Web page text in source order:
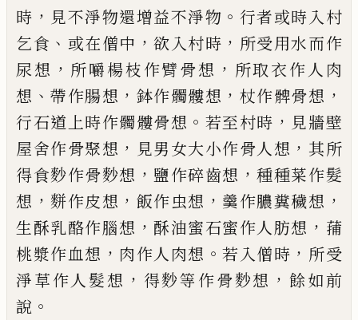
時 ， 見不淨物還增益不淨物 。 行者或時入村
乞食 、 或在僧中 ，欲入村時 ， 所受用水而作
尿想 ， 所嚼楊枝作臂骨想 ， 所取衣作人 肉
想 、帶作腸想 ， 鉢作髑髏想 ， 杖作髀骨想 ，
行石道上時作髑髏骨想 。 若至村時 ， 見牆壁
屋舍作骨聚想 ， 見男女大小作骨人想 ， 其所
得食麨作骨麨想 ， 鹽作碎齒想 ，種種菜作髮
想 ， 䴵作皮想 ， 飯作虫想 ， 羹作膿糞穢想 ，
生酥乳酪作腦想 ，酥油蜜石蜜作人肪想 ， 蒱
桃漿作血想 ， 肉作人肉想 。若入僧時 ， 所受
淨草作人髮想 ， 得麨等作骨麨想 ， 餘如前
說 。